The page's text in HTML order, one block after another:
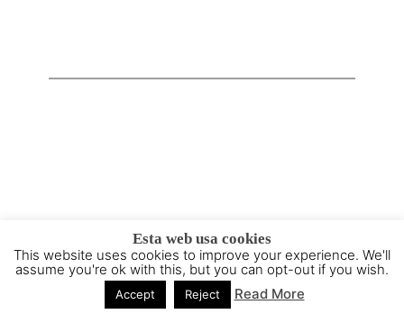
2015 - 2025 © Powered byTheme-Vision
Esta web usa cookies
This website uses cookies to improve your experience. We'll
assume you're ok with this, but you can opt-out if you wish.
Accept Reject Read More